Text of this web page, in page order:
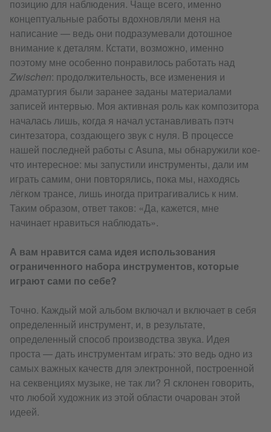
позицию для наблюдения. Чаще всего, именно
концептуальные работы вдохновляли меня на
написание — ведь они подразумевали дотошное
внимание к деталям. Кстати, возможно, именно
поэтому мне особенно понравилось работать над
Zwischen: продолжительность, все изменения и
драматургия были заранее заданы материалами
записей интервью. Моя активная роль как композитора
началась лишь, когда я начал устанавливать пэтч
синтезатора, создающего звук с нуля. В процессе
нашей последней работы с Asuna, мы обнаружили кое-
что интересное: мы запустили инструменты, дали им
играть самим, они повторялись, пока мы, находясь
лёгком трансе, лишь иногда притрагивались к ним.
Таким образом, ответ таков: «Да, кажется, мне
начинает нравиться наблюдать».
А вам нравится сама идея использования
ограниченного набора инструментов, которые
играют сами по себе?
Точно. Каждый мой альбом включал и включает в себя
определенный инструмент, и, в результате,
определенный способ производства звука. Идея
проста — дать инструментам играть: это ведь одно из
самых важных качеств для электронной, построенной
на секвенциях музыке, не так ли? Я склонен говорить,
что любой художник из этой области очарован этой
идеей.